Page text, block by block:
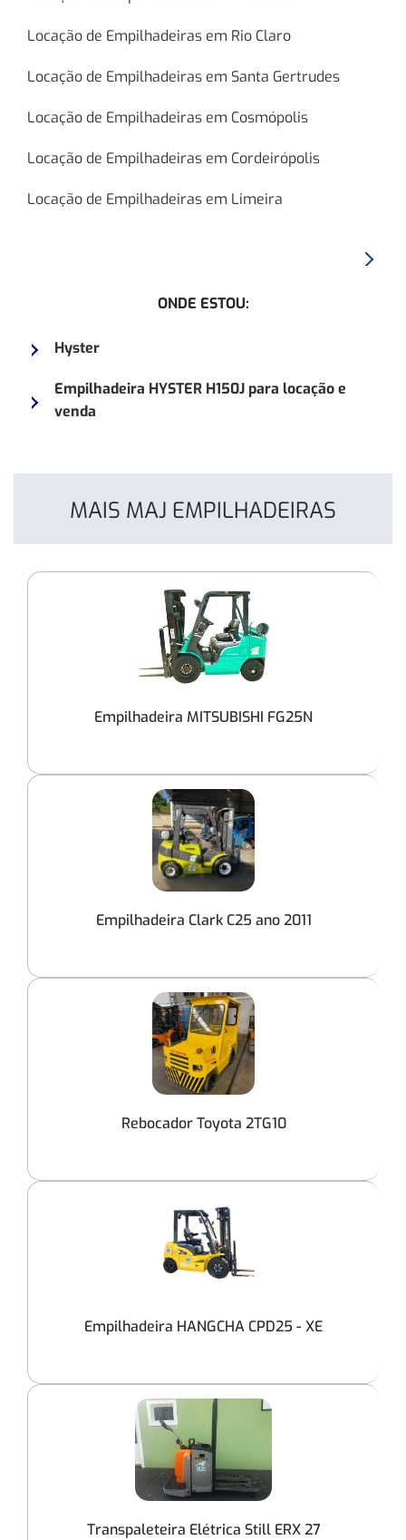
Locação de Empilhadeiras em Rio Claro
Locação de Empilhadeiras em Santa Gertrudes
Locação de Empilhadeiras em Cosmópolis
Locação de Empilhadeiras em Cordeirópolis
Locação de Empilhadeiras em Limeira
ONDE ESTOU:
Hyster
Empilhadeira HYSTER H150J para locação e
venda
MAIS MAJ EMPILHADEIRAS
Empilhadeira MITSUBISHI FG25N
Empilhadeira Clark C25 ano 2011
Rebocador Toyota 2TG10
Empilhadeira HANGCHA CPD25 - XE
Transpaleteira Elétrica Still ERX 27